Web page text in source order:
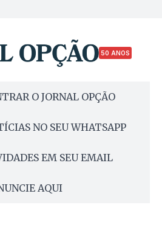
50 ANOS
O JORNAL OPÇÃO
NO SEU WHATSAPP
EM SEU EMAIL
AQUI